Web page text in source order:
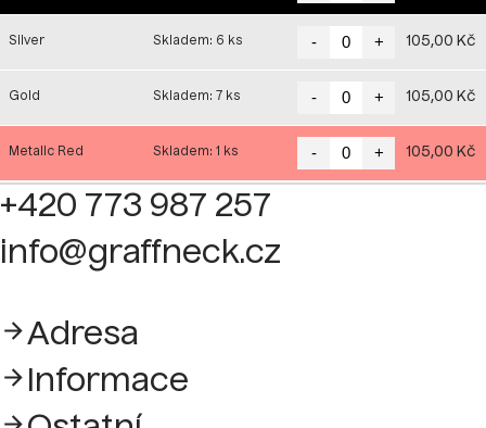
Silver Skladem: 6 ks - + 105,00 Kč
Gold Skladem: 7 ks - + 105,00 Kč
Metalic Red Skladem: 1 ks - + 105,00 Kč
+420 773 987 257
info@graffneck.cz
Adresa
Informace